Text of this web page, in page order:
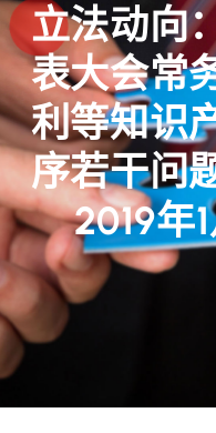
立法动向
表大会常
利等知识
序若干问
2019年